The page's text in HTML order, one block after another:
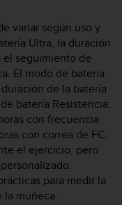
variar según uso y
Ultra, la duración
el seguimiento de
El modo de batería
de la batería
batería Resistencia,
con frecuencia
con correa de FC.
el ejercicio, pero
para medir la
la muñeca.